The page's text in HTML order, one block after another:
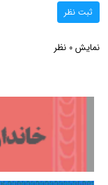
ثبت نظر
نمایش 0 نظر